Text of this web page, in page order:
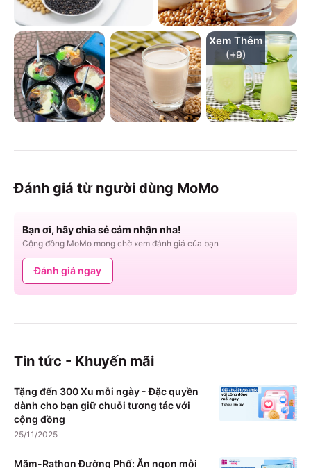
Xem Thêm
(+9)
Đánh giá từ người dùng MoMo
Bạn ơi, hãy chia sẻ cảm nhận nha!
Cộng đồng MoMo mong chờ xem đánh giá của bạn
Đánh giá ngay
Tin tức - Khuyến mãi
Tặng đến 300 Xu mỗi ngày - Đặc quyền
dành cho bạn giữ chuỗi tương tác với
cộng đồng
25/11/2025
Măm-Rathon Đường Phố: Ăn ngon mỗi